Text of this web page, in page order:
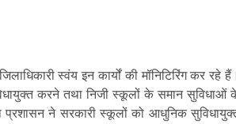
स्वंय इन कार्यों की मॉनिटिरिंग कर रहे हैं।
करने तथा निजी स्कूलों के समान सुविधाओं
प्रशासन ने सरकारी स्कूलों को आधुनिक